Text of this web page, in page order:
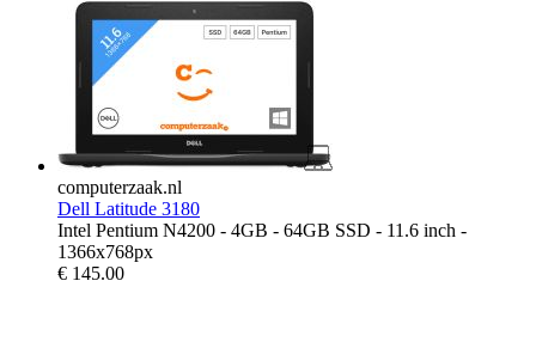
computerzaak.nl
Dell Latitude 3180
Intel Pentium N4200 - 4GB - 64GB SSD - 11.6 inch -
1366x768px
€ 145.00